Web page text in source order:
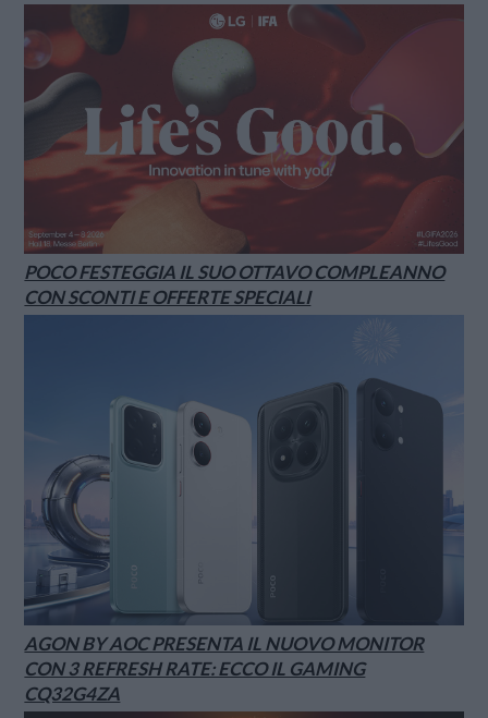
POCO FESTEGGIA IL SUO OTTAVO COMPLEANNO
CON SCONTI E OFFERTE SPECIALI
AGON BY AOC PRESENTA IL NUOVO MONITOR
CON 3 REFRESH RATE: ECCO IL GAMING
CQ32G4ZA